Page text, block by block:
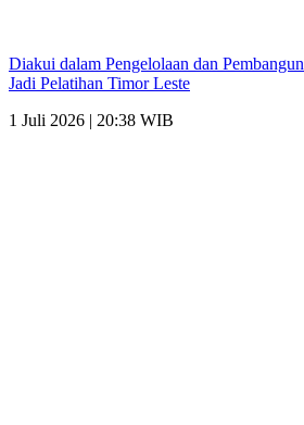
Diakui dalam Pengelolaan dan
Jadi Pelatihan Timor Leste
1 Juli 2026 | 20:38 WIB